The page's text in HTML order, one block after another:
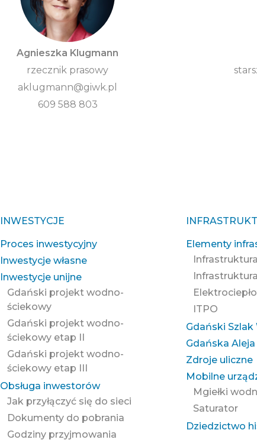
Agnieszka Klugmann
rzecznik prasowy
aklugmann@giwk.pl
609 588 803
INWESTYCJE
Proces inwestycyjny
Inwestycje własne
Inwestycje unijne
Gdański projekt wodno-
ściekowy
Gdański projekt wodno-
ściekowy etap II
Gdański projekt wodno-
ściekowy etap III
Obsługa inwestorów
Jak przyłączyć się do sieci
Dokumenty do pobrania
Godziny przyjmowania
Elementy
ITPO
Gdański
Gdańska Aleja
Zdroje uliczne
Mobilne
Mgiełki
Saturator
Dziedzictwo